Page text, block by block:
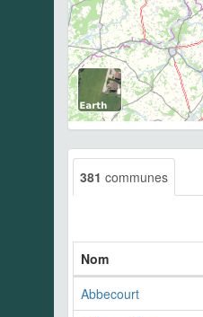
381 communes
Nom
Abbecourt